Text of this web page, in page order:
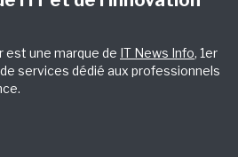
une marque de IT News Info, 1er
services dédié aux professionnels